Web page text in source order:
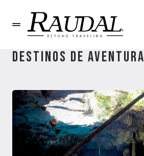
DESTINOS DE AVENTURA